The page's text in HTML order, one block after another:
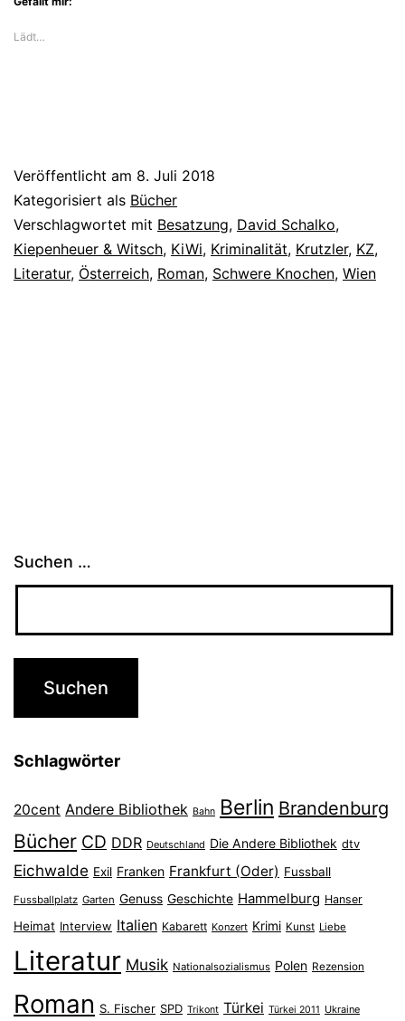
Lädt…
Veröffentlicht am 8. Juli 2018
Kategorisiert als Bücher
Verschlagwortet mit Besatzung, David Schalko,
Kiepenheuer & Witsch, KiWi, Kriminalität, Krutzler, KZ,
Literatur, Österreich, Roman, Schwere Knochen, Wien
Suchen …
Schlagwörter
20cent Andere Bibliothek Bahn Berlin Brandenburg
Bücher CD DDR Deutschland Die Andere Bibliothek dtv
Eichwalde Exil Franken Frankfurt (Oder) Fussball
Fussballplatz Garten Genuss Geschichte Hammelburg Hanser
Heimat Interview Italien Kabarett Konzert Krimi Kunst Liebe
Literatur Musik Nationalsozialismus Polen Rezension
Roman S. Fischer SPD Trikont Türkei Türkei 2011 Ukraine